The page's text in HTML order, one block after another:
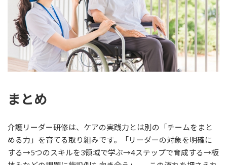
まとめ
介護リーダー研修は、ケアの実践力とは別の「チームをまと
める力」を育てる取り組みです。「リーダーの対象を明確に
する→5つのスキルを3領域で学ぶ→4ステップで育成する→板